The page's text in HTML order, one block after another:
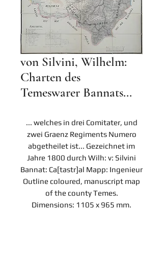
von Silvini, Wilhelm:
Charten des
Temeswarer Bannats...
... welches in drei Comitater, und
zwei Graenz Regiments Numero
abgetheilet ist... Gezeichnet im
Jahre 1800 durch Wilh: v: Silvini
Bannat: Ca[tastr]al Mapp: Ingenieur
Outline coloured, manuscript map
of the county Temes.
Dimensions: 1105 x 965 mm.